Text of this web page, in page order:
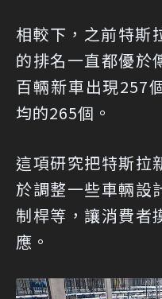
相較下，之前特斯
的排名一直都優於
百輛新車出現257
均的265個。
這項研究把特斯拉
於調整一些車輛設
制桿等，讓消費者
應。